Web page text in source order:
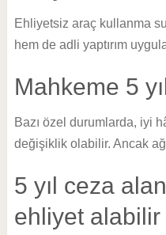
Ehliyetsiz araç kullanma
hem de adli yaptırım
Mahkeme 5
Bazı özel durumlarda, iyi
değişiklik olabilir. Ancak
5 yıl ceza
ehliyet alabilir